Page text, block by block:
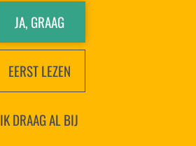
JA, GRAAG
EERST LEZEN
IK DRAAG AL BIJ